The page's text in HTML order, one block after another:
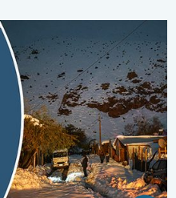
Veel sneeuw in de